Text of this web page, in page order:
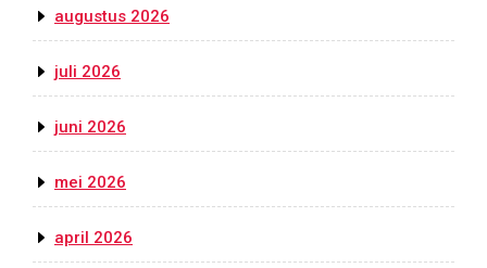
augustus 2026
juli 2026
juni 2026
mei 2026
april 2026